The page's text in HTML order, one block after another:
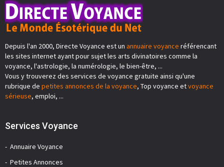
Depuis l'an 2000, Directe Voyance est un annuaire voyance référencant
les sites internet ayant pour sujet les arts divinatoires comme la
voyance, l'astrologie, la numérologie, le bien-être, ...
Vous y trouverez des services de voyance gratuite ainsi qu'une
rubrique de petites annonces de la voyance, Top voyance etvoyance
sérieuse, emploi, ...
Services Voyance
Annuaire Voyance
Petites Annonces